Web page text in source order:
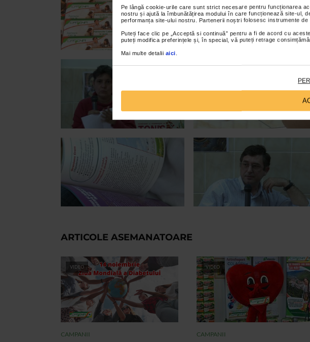
Pe lângă cookie-urile care sunt strict necesare pentru funcționarea
nostru și ajută la îmbunătățirea modului în care funcționează site-ul,
performanța site-ului nostru. Partenerii noștri folosesc instrumente
Puteți face clic pe „Acceptă si continuă” pentru a fi de acord cu
puteți modifica preferințele și, în special, vă puteți retrage
Mai multe detalii aici
ARTICOLE ASEMANATOARE
VIDEO
CAMPANII
VIDEO
CAMPANII